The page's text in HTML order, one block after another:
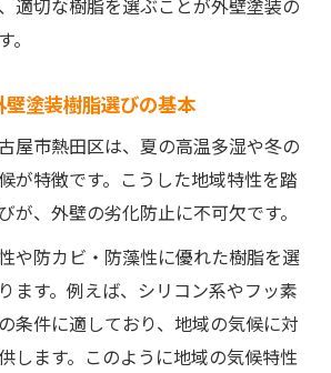
失敗しにくい色と樹脂の組み合
壁塗装の注意すべきポイント
業者選定で注意するべき点とは
トラブル回避に必要な情報整理
後の後悔を防ぐための比較方法
保証とアフターサポートの大切さ
塗装樹脂選びの基本
屋市熱田区は、夏の高温多湿や冬の
が特徴です。こうした地域特性を踏
が、外壁の劣化防止に不可欠です。
や防カビ・防藻性に優れた樹脂を選
ます。例えば、シリコン系やフッ素
条件に適しており、地域の気候に対
します。このように地域の気候特性